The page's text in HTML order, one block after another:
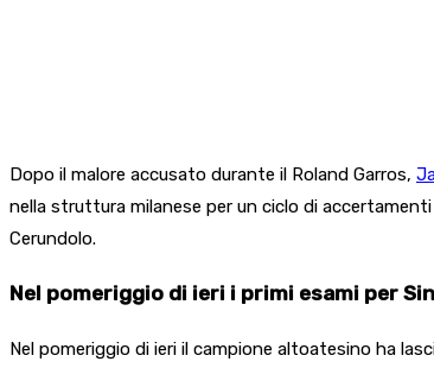
Dopo il malore accusato durante il Roland Garros,
nella struttura milanese per un ciclo di
Cerundolo.
Nel pomeriggio di ieri i primi esami per
Nel pomeriggio di ieri il campione altoatesino ha